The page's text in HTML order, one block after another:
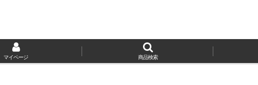
マイページ 商品検索